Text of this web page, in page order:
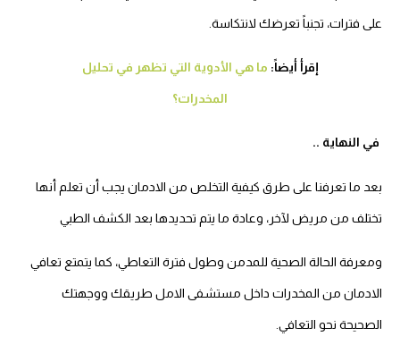
على فترات، تجنباً تعرضك لانتكاسة.
إقرأ أيضاً: ما هي الأدوية التي تظهر في تحليل
المخدرات؟
في النهاية ..
بعد ما تعرفنا على طرق كيفية التخلص من الادمان يجب أن تعلم أنها
تختلف من مريض لآخر، وعادة ما يتم تحديدها بعد الكشف الطبي
ومعرفة الحالة الصحية للمدمن وطول فترة التعاطي، كما يتمتع تعافي
الادمان من المخدرات داخل مستشفى الامل طريقك ووجهتك
الصحيحة نحو التعافي.